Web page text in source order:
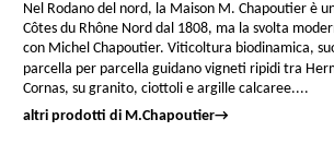
Nel Rodano del nord, la Maison M. Chapoutier è
Côtes du Rhône Nord dal 1808, ma la svolta
con Michel Chapoutier. Viticoltura biodinamica,
parcella per parcella guidano vigneti ripidi tra
Cornas, su granito, ciottoli e argille calcaree....
altri prodotti di M.Chapoutier→